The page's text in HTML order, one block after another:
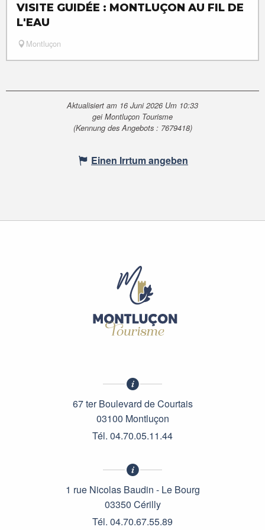
VISITE GUIDÉE : MONTLUÇON AU FIL DE
L'EAU
Montluçon
Aktualisiert am 16 Juni 2026 Um 10:33
gei Montluçon Tourisme
(Kennung des Angebots : 7679418)
Einen Irrtum angeben
67 ter Boulevard de Courtais
03100 Montluçon
Tél. 04.70.05.11.44
1 rue Nicolas Baudin - Le Bourg
03350 Cérilly
Tél. 04.70.67.55.89